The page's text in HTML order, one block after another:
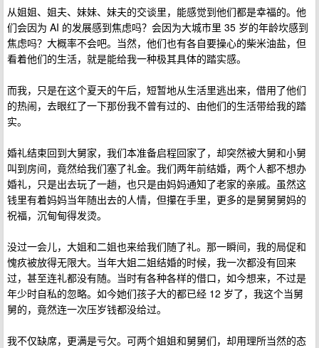
从姐姐、姐夫、妹妹、妹夫的交谈里，能感觉到他们都是幸福的。他
们会因为 AI 的发展感到焦虑吗？会因为大城市里 35 岁的年龄坎感到
焦虑吗？大概率不会吧。当然，他们也有各自要操心的柴米油盐，但
看着他们的生活，就是能给我一种极其具体的踏实感。
而我，只是在这个夏天的午后，短暂地从生活里逃出来，借用了他们
的热闹，去眼红了一下那份我不曾有过的、由他们的生活带给我的踏
实。
婚礼结束回到大舅家，我们本准备启程回家了，却突然被大舅和小舅
叫到房间，竟然给我们塞了礼金。我们两年前结婚，两个人都不想办
婚礼，只是出去玩了一趟，也只是由妈妈通知了老家的亲戚。虽然这
钱里有着妈妈当年随出去的人情，但攥在手里，更多的是舅舅舅妈的
祝福，沉甸甸得发烫。
没过一会儿，大姐和二姐也来给我们随了礼。那一瞬间，我的局促和
愧疚被放得无限大。当年大姐二姐结婚的时候，我一次都没有回来
过，甚至连礼都没有随。当时有各种各样的借口，如今想来，不过是
年少时自私的忽略。如今她们孩子大的都已经 12 岁了，我这个当舅
舅的，竟然连一次压岁钱都没给过。
我不仅缺席，更满是亏欠。可两个姐姐和舅舅们，却用理所当然的态